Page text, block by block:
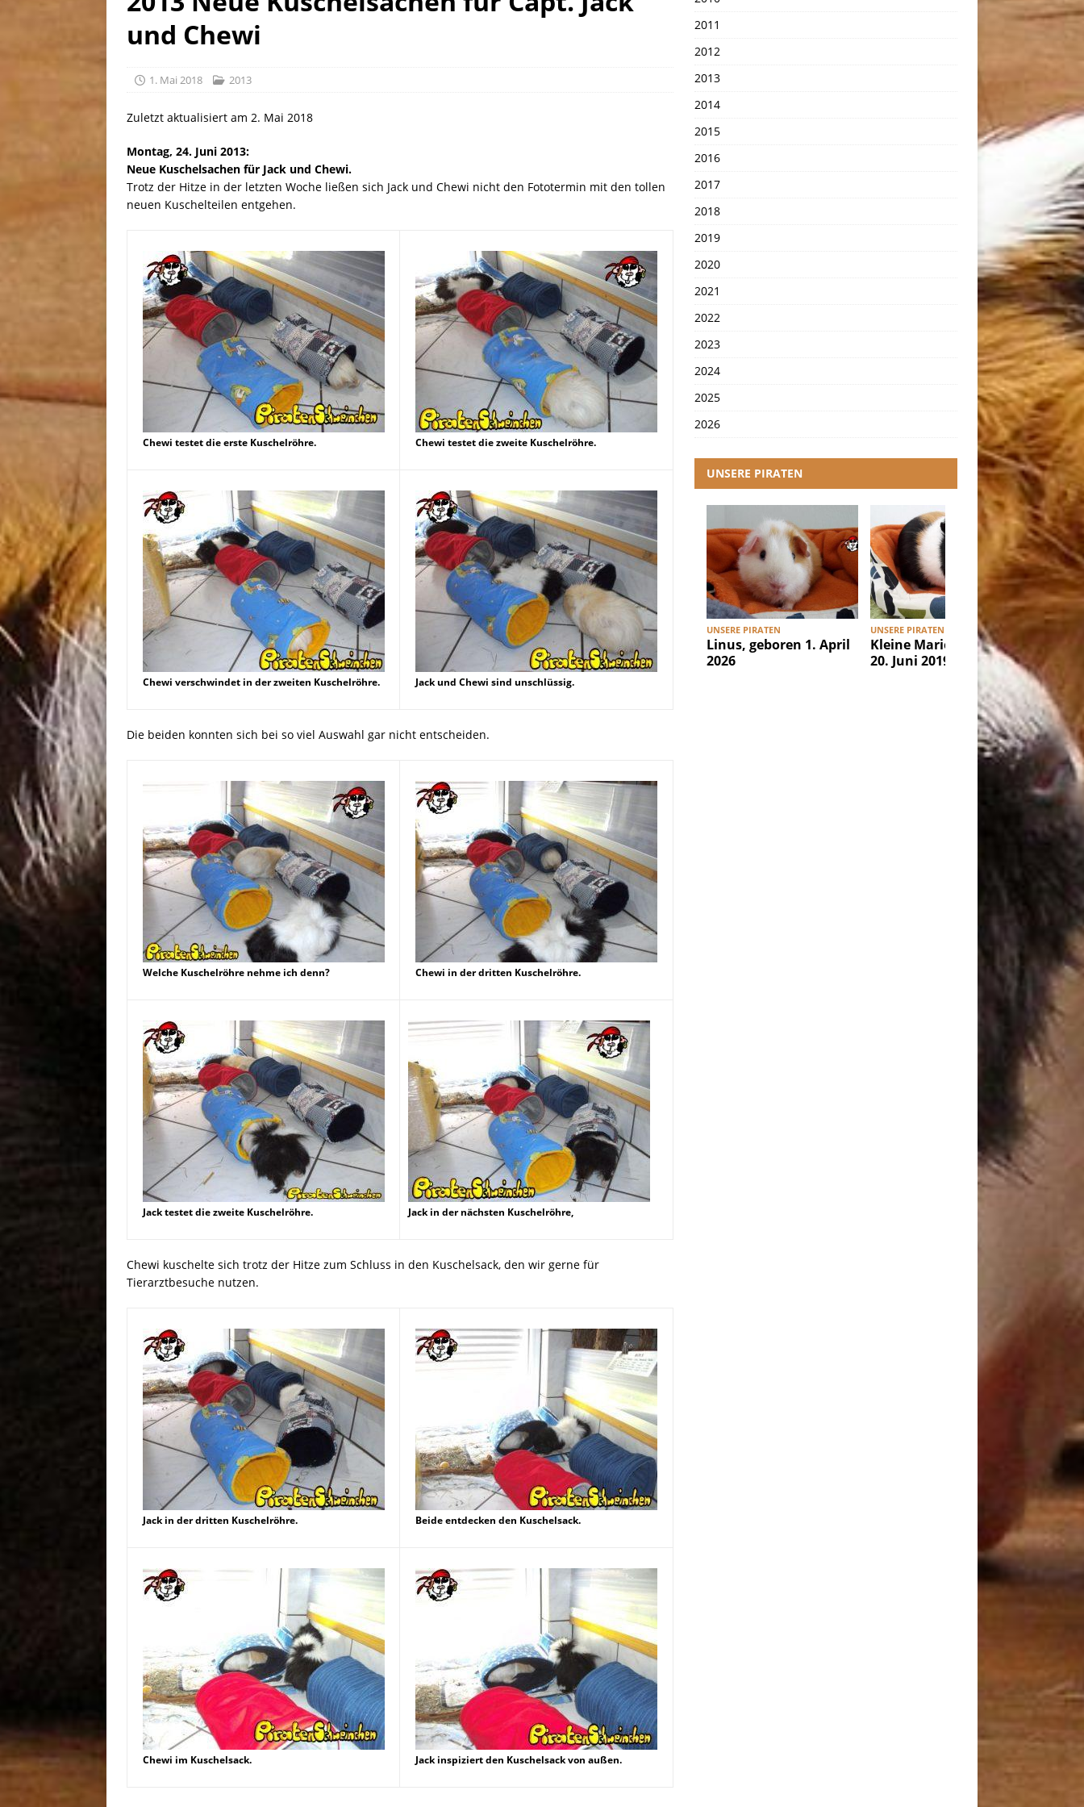
und Chewi
1. Mai 2018 2013
Zuletzt aktualisiert am 2. Mai 2018
Montag, 24. Juni 2013:
Neue Kuschelsachen für Jack und Chewi.
Trotz der Hitze in der letzten Woche ließen sich Jack und Chewi nicht den Fototermin mit den tollen
neuen Kuschelteilen entgehen.
Chewi testet die erste Kuschelröhre. Chewi testet die zweite Kuschelröhre.
Chewi verschwindet in der zweiten Kuschelröhre. Jack und Chewi sind unschlüssig.
Die beiden konnten sich bei so viel Auswahl gar nicht entscheiden.
Welche Kuschelröhre nehme ich denn? Chewi in der dritten Kuschelröhre.
Jack testet die zweite Kuschelröhre. Jack in der nächsten Kuschelröhre,
Chewi kuschelte sich trotz der Hitze zum Schluss in den Kuschelsack, den wir gerne für
Tierarztbesuche nutzen.
Jack in der dritten Kuschelröhre. Beide entdecken den Kuschelsack.
Chewi im Kuschelsack. Jack inspiziert den Kuschelsack von außen.
2011
2012
2013
2014
2015
2016
2017
2018
2019
2020
2021
2022
2023
2024
2025
2026
UNSERE PIRATEN
UNSERE PIRATEN
Linus, geboren 1. April
2026
UNSERE PIRATEN
Kleine Marie, geboren
20. Juni 2019
Ibiza,